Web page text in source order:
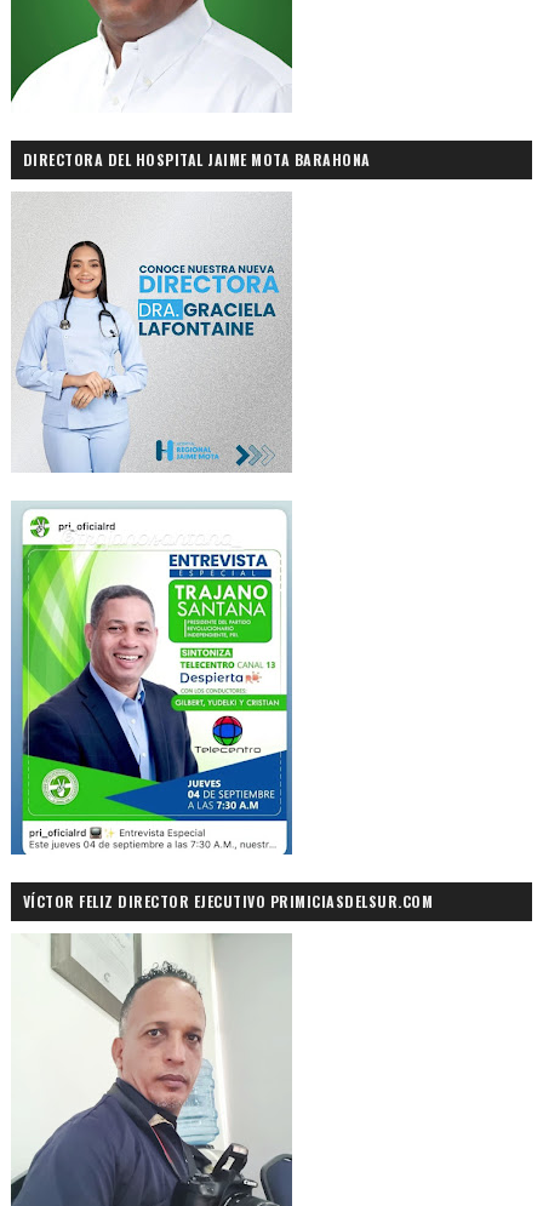
DIRECTORA DEL HOSPITAL JAIME MOTA BARAHONA
VÍCTOR FELIZ DIRECTOR EJECUTIVO PRIMICIASDELSUR.COM